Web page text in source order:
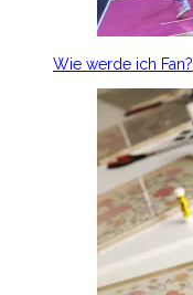
Wie werde ich Fan?